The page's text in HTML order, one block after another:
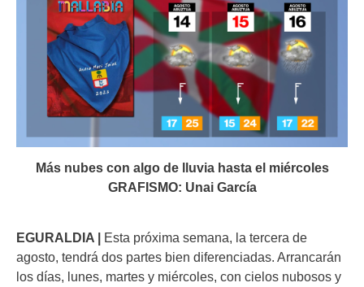
Más nubes con algo de lluvia hasta el miércoles
GRAFISMO: Unai García
EGURALDIA | Esta próxima semana, la tercera de
agosto, tendrá dos partes bien diferenciadas. Arrancarán
los días, lunes, martes y miércoles, con cielos nubosos y